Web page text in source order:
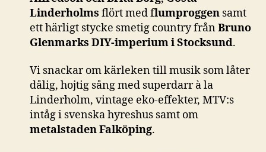
Linderholms flört med flumproggen samt
ett härligt stycke smetig country frånBruno
Glenmarks DIY-imperium i Stocksund.
Vi snackar om kärleken till musik som låter
dålig, hojtig sång med superdarr à la
Linderholm, vintage eko-effekter, MTV:s
intåg i svenska hyreshus samt om
metalstaden Falköping.